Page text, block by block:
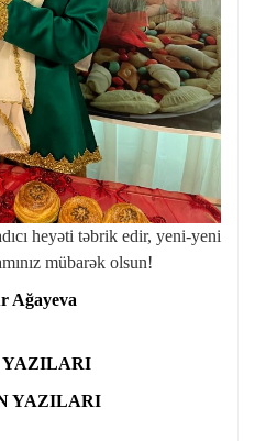
heyəti təbrik edir, yeni-yeni
mübarək olsun!
Ağayeva
YAZILARI
YAZILARI